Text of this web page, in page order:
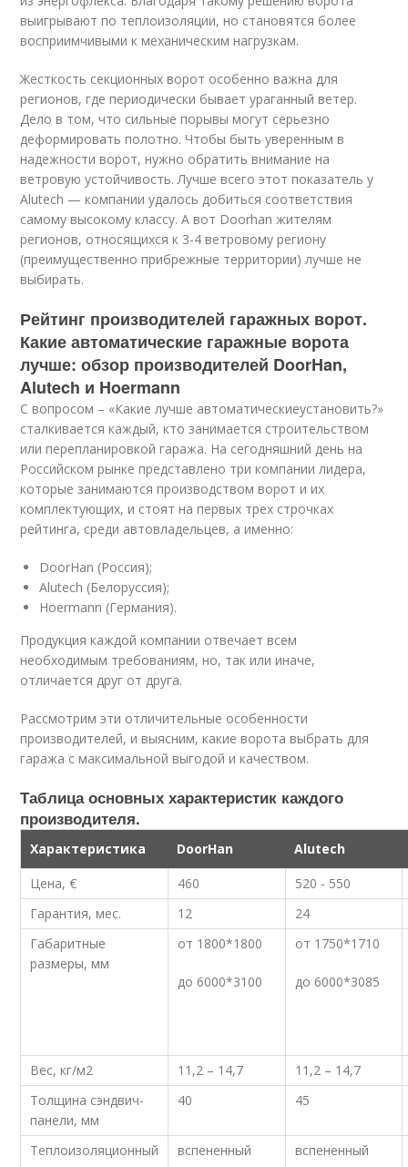
выигрывают по теплоизоляции, но становятся более
восприимчивыми к механическим нагрузкам.
Жесткость секционных ворот особенно важна для
регионов, где периодически бывает ураганный ветер.
Дело в том, что сильные порывы могут серьезно
деформировать полотно. Чтобы быть уверенным в
надежности ворот, нужно обратить внимание на
ветровую устойчивость. Лучше всего этот показатель у
Alutech — компании удалось добиться соответствия
самому высокому классу. А вот Doorhan жителям
регионов, относящихся к 3-4 ветровому региону
(преимущественно прибрежные территории) лучше не
выбирать.
Рейтинг производителей гаражных ворот.
Какие автоматические гаражные ворота
лучше: обзор производителей DoorHan,
Alutech и Hoermann
С вопросом – «Какие лучше автоматическиеустановить?»
сталкивается каждый, кто занимается строительством
или перепланировкой гаража. На сегодняшний день на
Российском рынке представлено три компании лидера,
которые занимаются производством ворот и их
комплектующих, и стоят на первых трех строчках
рейтинга, среди автовладельцев, а именно:
DoorHan (Россия);
Alutech (Белоруссия);
Hoermann (Германия).
Продукция каждой компании отвечает всем
необходимым требованиям, но, так или иначе,
отличается друг от друга.
Рассмотрим эти отличительные особенности
производителей, и выясним, какие ворота выбрать для
гаража с максимальной выгодой и качеством.
Таблица основных характеристик каждого
производителя.
Характеристика DoorHan
Alutech
Цена, €
460
520 - 550
Гарантия, мес.
12
24
Габаритные
размеры, мм
от 1800*1800
до 6000*3100
от 1750*1710
до 6000*3085
Вес, кг/м2 11,2 – 14,7
11,2 – 14,7
Толщина сэндвич-
панели, мм
40 45
Теплоизоляционный
вспененный
вспененный